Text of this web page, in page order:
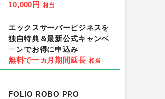
相当
りそな銀行（NISA口座開設）
10,000円 相当
エックスサーバービジネスを
独自特典＆最新公式キャンペ
ーンでお得に申込み
無料で一ヵ月期間延長 相当
FOLIO ROBO PRO